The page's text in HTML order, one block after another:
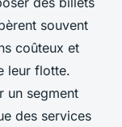
souvent
coûteux et
leur flotte.
un segment
des services